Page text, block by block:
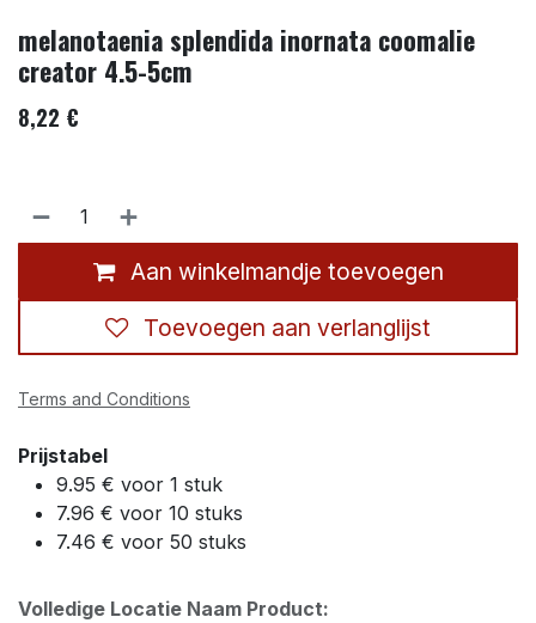
melanotaenia splendida inornata coomalie
creator 4.5-5cm
8,22 €
Aan winkelmandje toevoegen
Toevoegen aan verlanglijst
Terms and Conditions
Prijstabel
9.95 € voor 1 stuk
7.96 € voor 10 stuks
7.46 € voor 50 stuks
Volledige Locatie Naam Product: